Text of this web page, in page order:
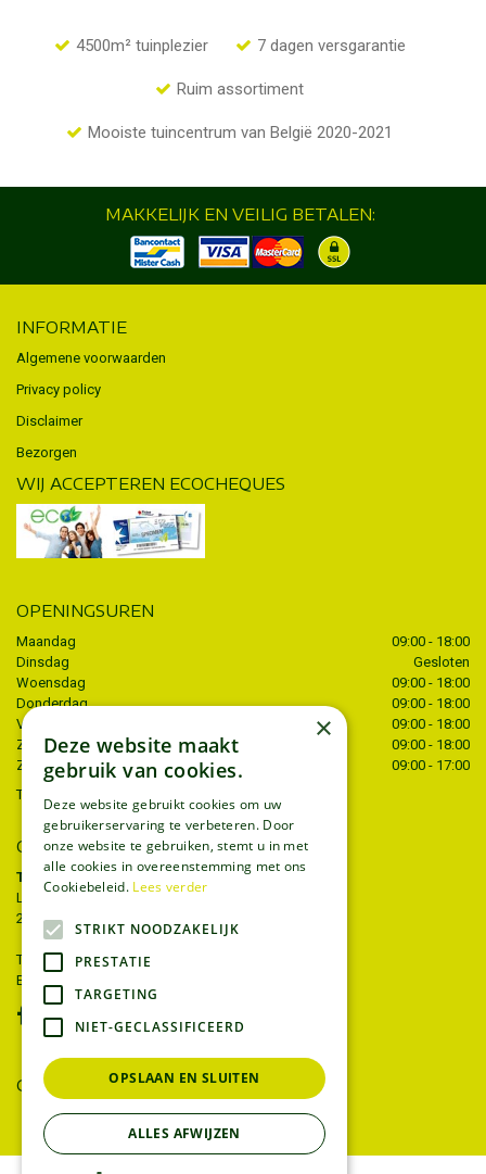
4500m² tuinplezier 7 dagen versgarantie
Ruim assortiment
Mooiste tuincentrum van België 2020-2021
MAKKELIJK EN VEILIG BETALEN:
INFORMATIE
Algemene voorwaarden
Privacy policy
Disclaimer
Bezorgen
WIJ ACCEPTEREN ECOCHEQUES
OPENINGSUREN
Maandag
09:00 - 18:00
Dinsdag
Gesloten
Woensdag
09:00 - 18:00
Donderdag
09:00 - 18:00
Vrijdag
09:00 - 18:00
Zaterdag
09:00 - 18:00
Zondag
09:00 - 17:00
Toon alle openingstijden
CONTACT
Tuincentrum Thiels
Liersesteenweg 68
2221 Heist-op-den-berg
T.
015 22 27 52
E.
GEEF UW MENING
×
Deze website maakt
gebruik van cookies.
Deze website gebruikt cookies om uw
gebruikerservaring te verbeteren. Door
onze website te gebruiken, stemt u in met
alle cookies in overeenstemming met ons
Cookiebeleid. Lees verder
STRIKT NOODZAKELIJK
PRESTATIE
TARGETING
NIET-GECLASSIFICEERD
OPSLAAN EN SLUITEN
ALLES AFWIJZEN